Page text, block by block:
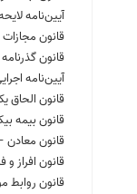
قانون مجازات
قانون گذرنامه –
قانون بیمه
قانون معادن –
قانون افراز و
قانون روابط موجر و